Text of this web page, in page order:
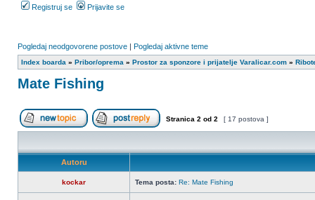
Registruj se Prijavite se
Pogledaj neodgovorene postove | Pogledaj aktivne teme
Index boarda » Pribor/oprema » Prostor za sponzore i prijatelje Varalicar.com »
Mate Fishing
Započni novu temu Odgovori na temu
Stranica 2 od 2 [ 17 postova ]
Autoru
kockar Tema posta: Re: Mate Fishing